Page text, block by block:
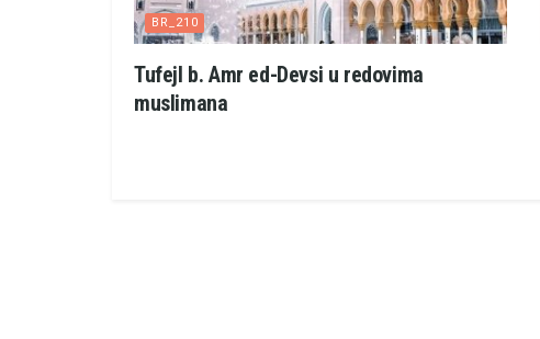
BR_210
Tufejl b. Amr ed-Devsi u redovima
muslimana